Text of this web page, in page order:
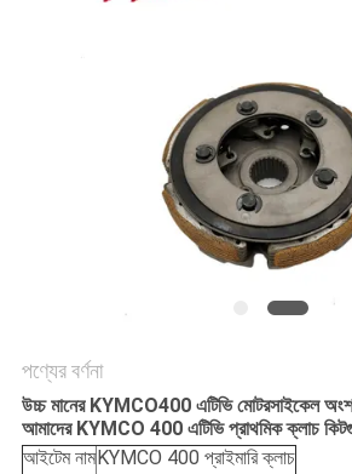
পণ্যের বর্ণনা
উচ্চ মানের KYMCO400 এটিভি মোটরসাইকেল অংশ
আমাদের KYMCO 400 এটিভি প্রাথমিক ক্লাচ
আইটেম নাম KYMCO 400 প্রাইমারি ক্লাচ